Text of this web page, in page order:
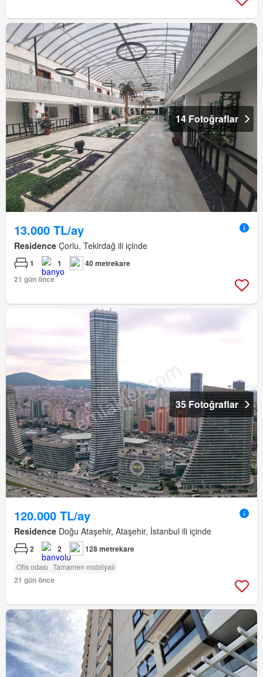
14 Fotoğraflar
13.000 TL/ay
Residence Çorlu, Tekirdağ ili içinde
1 1
40 metrekare
21 gün önce
35 Fotoğraflar
120.000 TL/ay
Residence Doğu Ataşehir, Ataşehir, İstanbul ili içinde
2 2 128 metrekare
Ofis odası Tamamen mobilyalı
21 gün önce